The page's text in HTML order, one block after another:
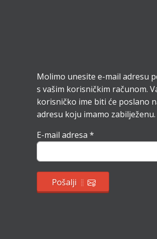
Molimo unesite e-mail adresu
s vašim korisničkim računom.
korisničko ime biti će poslano
adresu koju imamo zabilježenu.
E-mail adresa *
Pošalji